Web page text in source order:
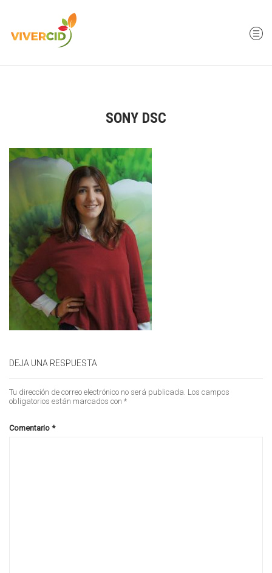
SONY DSC
DEJA UNA RESPUESTA
Tu dirección de correo electrónico no será publicada. Los campos
obligatorios están marcados con *
Comentario *